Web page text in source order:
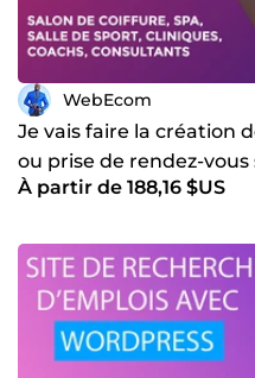
WebEcom
Je vais faire la création
ou prise de rendez-
Amelia
À partir de 188,16 $US